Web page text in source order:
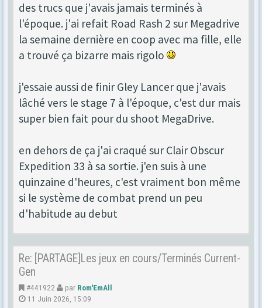
des trucs que j'avais jamais terminés à
l'époque. j'ai refait Road Rash 2 sur Megadrive
la semaine dernière en coop avec ma fille, elle
a trouvé ça bizarre mais rigolo
j'essaie aussi de finir Gley Lancer que j'avais
lâché vers le stage 7 à l'époque, c'est dur mais
super bien fait pour du shoot MegaDrive.
en dehors de ça j'ai craqué sur Clair Obscur
Expedition 33 à sa sortie. j'en suis à une
quinzaine d'heures, c'est vraiment bon même
si le système de combat prend un peu
d'habitude au debut
Re: [PARTAGE]Les jeux en cours/Terminés Current-
Gen
#441922 par Rom'EmAll
11 Juin 2026, 15:09